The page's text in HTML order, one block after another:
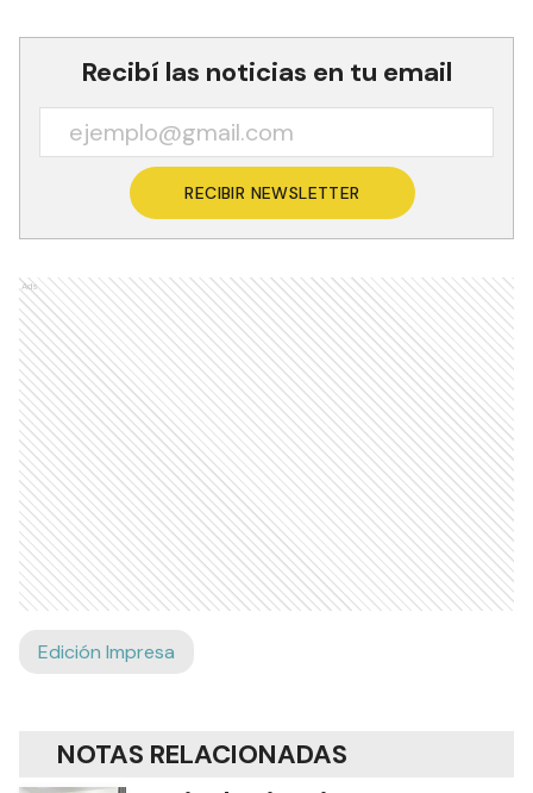
Recibí las noticias en tu email
RECIBIR NEWSLETTER
Ads
Edición Impresa
NOTAS RELACIONADAS